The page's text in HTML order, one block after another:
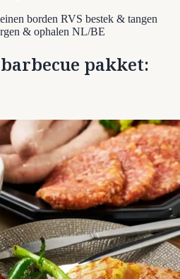
borden RVS bestek & tangen
& ophalen NL/BE
pakket: